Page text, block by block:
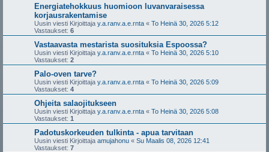
Energiatehokkuus huomioon luvanvaraisessa
korjausrakentamise
Uusin viesti Kirjoittaja y.a.ranv.a.e.rnta « To Heinä 30, 2026 5:12
Vastaukset: 6
Vastaavasta mestarista suosituksia Espoossa?
Uusin viesti Kirjoittaja y.a.ranv.a.e.rnta « To Heinä 30, 2026 5:10
Vastaukset: 2
Palo-oven tarve?
Uusin viesti Kirjoittaja y.a.ranv.a.e.rnta « To Heinä 30, 2026 5:09
Vastaukset: 4
Ohjeita salaojitukseen
Uusin viesti Kirjoittaja y.a.ranv.a.e.rnta « To Heinä 30, 2026 5:08
Vastaukset: 1
Padotuskorkeuden tulkinta - apua tarvitaan
Uusin viesti Kirjoittaja amujahonu « Su Maalis 08, 2026 12:41
Vastaukset: 7